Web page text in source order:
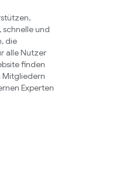
und
die
alle Nutzer
finden
Mitgliedern
Experten